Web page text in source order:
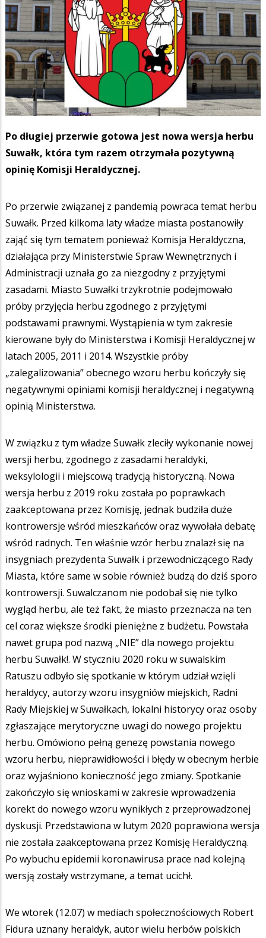
Po długiej przerwie gotowa jest nowa wersja herbu
Suwałk, która tym razem otrzymała pozytywną
opinię Komisji Heraldycznej.
Po przerwie związanej z pandemią powraca temat herbu
Suwałk. Przed kilkoma laty władze miasta postanowiły
zająć się tym tematem ponieważ Komisja Heraldyczna,
działająca przy Ministerstwie Spraw Wewnętrznych i
Administracji uznała go za niezgodny z przyjętymi
zasadami. Miasto Suwałki trzykrotnie podejmowało
próby przyjęcia herbu zgodnego z przyjętymi
podstawami prawnymi. Wystąpienia w tym zakresie
kierowane były do Ministerstwa i Komisji Heraldycznej w
latach 2005, 2011 i 2014. Wszystkie próby
„zalegalizowania” obecnego wzoru herbu kończyły się
negatywnymi opiniami komisji heraldycznej i negatywną
opinią Ministerstwa.
W związku z tym władze Suwałk zleciły wykonanie nowej
wersji herbu, zgodnego z zasadami heraldyki,
weksylologii i miejscową tradycją historyczną. Nowa
wersja herbu z 2019 roku została po poprawkach
zaakceptowana przez Komisję, jednak budziła duże
kontrowersje wśród mieszkańców oraz wywołała debatę
wśród radnych. Ten właśnie wzór herbu znalazł się na
insygniach prezydenta Suwałk i przewodniczącego Rady
Miasta, które same w sobie również budzą do dziś sporo
kontrowersji. Suwalczanom nie podobał się nie tylko
wygląd herbu, ale też fakt, że miasto przeznacza na ten
cel coraz większe środki pieniężne z budżetu. Powstała
nawet grupa pod nazwą „NIE” dla nowego projektu
herbu Suwałk!. W styczniu 2020 roku w suwalskim
Ratuszu odbyło się spotkanie w którym udział wzięli
heraldycy, autorzy wzoru insygniów miejskich, Radni
Rady Miejskiej w Suwałkach, lokalni historycy oraz osoby
zgłaszające merytoryczne uwagi do nowego projektu
herbu. Omówiono pełną genezę powstania nowego
wzoru herbu, nieprawidłowości i błędy w obecnym herbie
oraz wyjaśniono konieczność jego zmiany. Spotkanie
zakończyło się wnioskami w zakresie wprowadzenia
korekt do nowego wzoru wynikłych z przeprowadzonej
dyskusji. Przedstawiona w lutym 2020 poprawiona wersja
nie została zaakceptowana przez Komisję Heraldyczną.
Po wybuchu epidemii koronawirusa prace nad kolejną
wersją zostały wstrzymane, a temat ucichł.
We wtorek (12.07) w mediach społecznościowych Robert
Fidura uznany heraldyk, autor wielu herbów polskich